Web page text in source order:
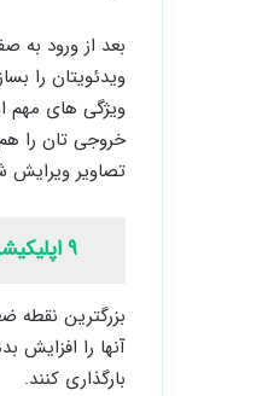
بعد از ورود به
ویدئویتان را
ویژگی های مهم
خروجی تان را
تصاویر ویرایش
۹ اپلیکیشن برتر برای ساخت انیمیشن (اندروید آیفون)
بزرگترین نقطه
آنها را افزایش
بارگذاری کنند.